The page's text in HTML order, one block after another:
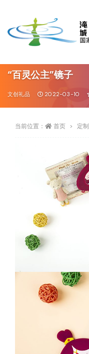
“百灵公主”镜子
文创礼品 2022-03-10
当前位置： 首页 定制